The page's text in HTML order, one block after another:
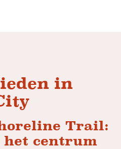
in
Trail:
centrum